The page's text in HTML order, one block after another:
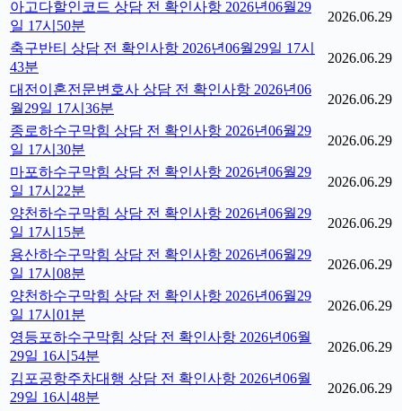
아고다할인코드 상담 전 확인사항 2026년06월29
일 17시50분
2026.06.29
축구반티 상담 전 확인사항 2026년06월29일 17시
43분
2026.06.29
대전이혼전문변호사 상담 전 확인사항 2026년06
월29일 17시36분
2026.06.29
종로하수구막힘 상담 전 확인사항 2026년06월29
일 17시30분
2026.06.29
마포하수구막힘 상담 전 확인사항 2026년06월29
일 17시22분
2026.06.29
양천하수구막힘 상담 전 확인사항 2026년06월29
일 17시15분
2026.06.29
용산하수구막힘 상담 전 확인사항 2026년06월29
일 17시08분
2026.06.29
양천하수구막힘 상담 전 확인사항 2026년06월29
일 17시01분
2026.06.29
영등포하수구막힘 상담 전 확인사항 2026년06월
29일 16시54분
2026.06.29
김포공항주차대행 상담 전 확인사항 2026년06월
29일 16시48분
2026.06.29